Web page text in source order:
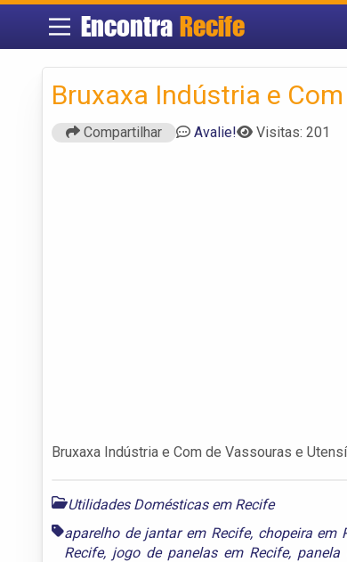
Encontra Recife
Bruxaxa Indústria e
Compartilhar Avalie! Visitas: 201
Bruxaxa Indústria e Com de Vassouras e
Utilidades Domésticas em Recife
aparelho de jantar em Recife, chopeira em
Recife, jogo de panelas em Recife, panela